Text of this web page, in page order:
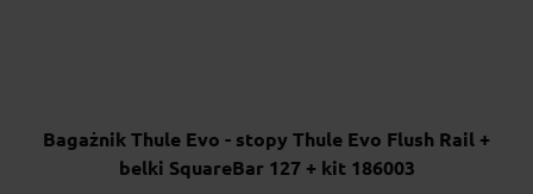
Bagażnik Thule Evo - stopy Thule Evo Flush Rail +
belki SquareBar 127 + kit 186003